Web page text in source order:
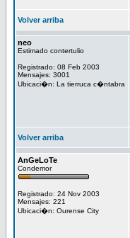
Volver arriba
neo
Estimado contertulio
Registrado: 08 Feb 2003
Mensajes: 3001
Ubicaci�n: La tierruca c�ntabra
Volver arriba
AnGeLoTe
Condemor
Registrado: 24 Nov 2003
Mensajes: 221
Ubicaci�n: Ourense City